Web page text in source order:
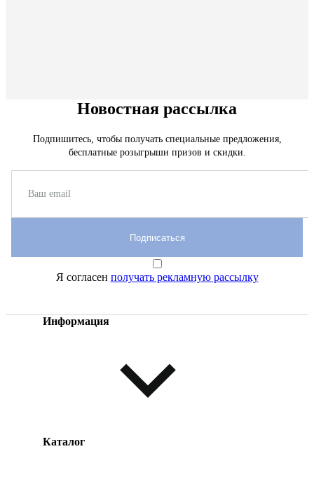
Информация
Каталог
Новостная рассылка
Подпишитесь, чтобы получать специальные предложения,
бесплатные розыгрыши призов и скидки.
Подписаться
Я согласен получать рекламную рассылку